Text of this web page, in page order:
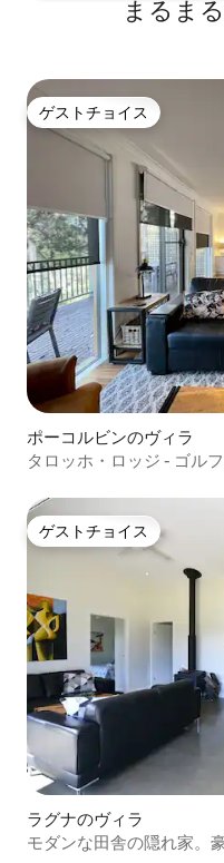
まるま
ゲストチョイス
ゲストチョイス
ポーコルビンのヴィラ
タロッホ・ロッジ - ゴル
ゲストチョイス
ゲストチョイス
ラグナのヴィラ
モダンな田舎の隠れ家。